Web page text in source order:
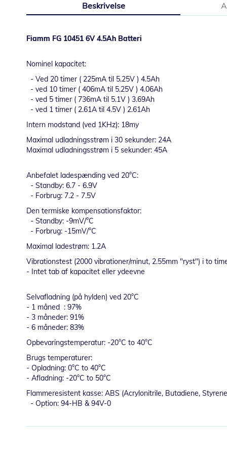
af
Beskrivelse
Fiamm FG 10451 6V 4.5Ah Batteri
Nominel kapacitet:
- Ved 20 timer ( 225mA til 5.25V ) 4.5Ah
- ved 10 timer ( 406mA til 5.25V ) 4.06Ah
- ved 5 timer ( 736mA til 5.1V ) 3.69Ah
- ved 1 timer ( 2.61A til 4.5V ) 2.61Ah
Intern modstand (ved 1KHz): 18my
Maximal udladningsstrøm i 30 sekunder: 24A
Maximal udladningsstrøm i 5 sekunder: 45A
Anbefalet ladespænding ved 20°C:
- Standby: 6.7 - 6.9V
- Forbrug: 7.2 - 7.5V
Den termiske kompensationsfaktor:
- Standby: -9mV/°C
- Forbrug: -15mV/°C
Maximal ladestrøm: 1.2A
Vibrationstest (2000 vibrationer/minut, 2.55mm "ryst") i to
- Intet tab af kapacitet eller ydeevne
Selvafladning (på hylden) ved 20°C
- 1 måned : 97%
- 3 måneder: 91%
- 6 måneder: 83%
Opbevaringstemperatur: -20°C to 40°C
Brugs temperaturer:
- Opladning: 0°C to 40°C
- Afladning: -20°C to 50°C
Flammeresistent kasse: ABS (Acrylonitrile, Butadiene,
- Option: 94-HB & 94V-0